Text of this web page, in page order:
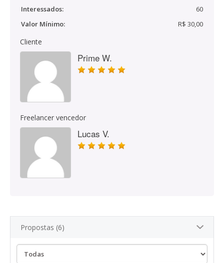
Interessados:
60
Valor Mínimo:
R$ 30,00
Cliente
Prime W.
Freelancer vencedor
Lucas V.
Propostas (6)